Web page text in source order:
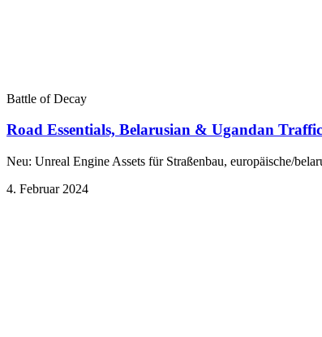
Battle of Decay
Road Essentials, Belarusian & Ugandan
Neu: Unreal Engine Assets für Straßenbau, europäische/
4. Februar 2024